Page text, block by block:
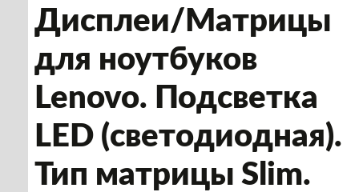
Дисплеи/Матрицы
для ноутбуков
Lenovo. Подсветка
LED (светодиодная).
Тип матрицы Slim.